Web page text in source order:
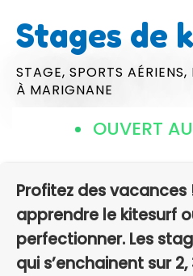
Stages de
STAGE, SPORTS AÉRIENS,
À MARIGNANE
OUVERT
Profitez des vacances
apprendre le kitesurf
perfectionner. Les
qui s’enchainent sur